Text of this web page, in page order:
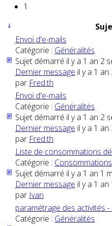
1
Envoi d'e-mails
Catégorie : Généralités
Sujet démarré il y a 1 an 2
Dernier message il y a 1
par Fred.th
Envoi d'e-mails
Catégorie : Généralités
Sujet démarré il y a 1 an 2
Dernier message il y a 1
par Fred.th
Liste de consommations
Catégorie : Consommations
Sujet démarré il y a 1 an 1
Dernier message il y a 1 an
par Ivan
paramétrage des activités -
Catégorie : Généralités